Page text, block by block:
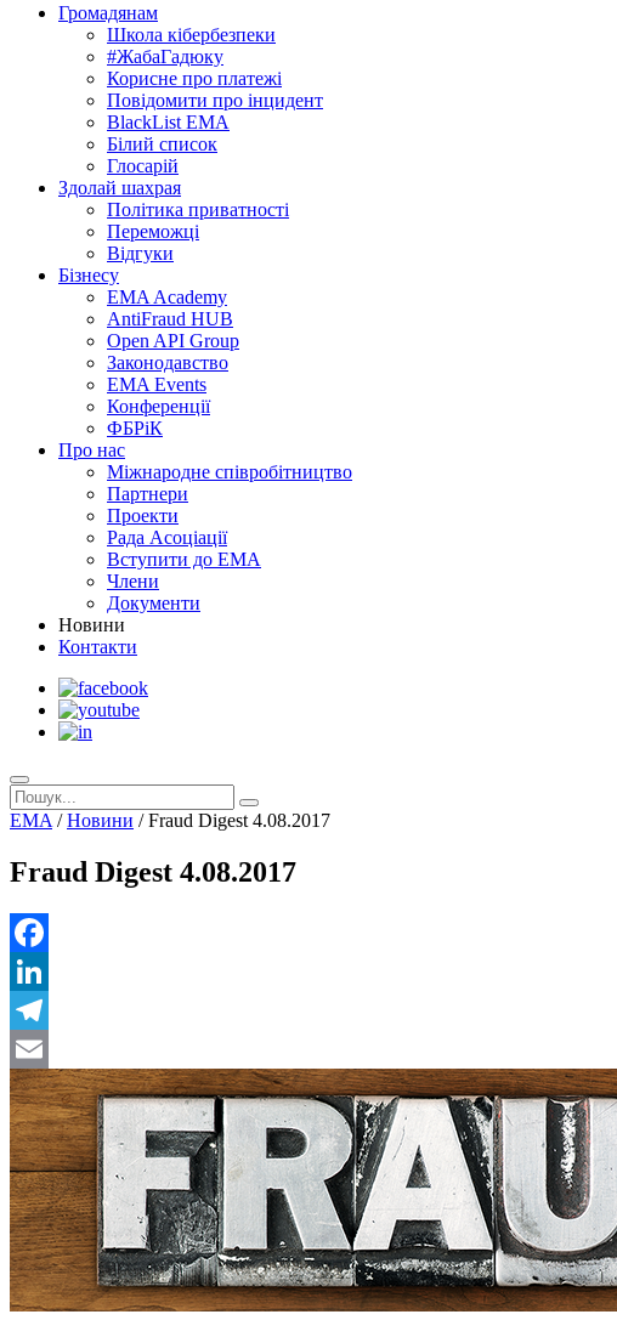
Громадянам
Школа кібербезпеки
#ЖабаГадюку
Корисне про платежі
Повідомити про інцидент
BlackList EMA
Білий список
Глосарій
Здолай шахрая
Політика приватності
Переможцi
Відгуки
Бізнесу
EMA Academy
AntiFraud HUB
Open API Group
Законодавство
EMA Events
Конференції
ФБРіК
Про нас
Міжнародне співробітництво
Партнери
Проекти
Рада Асоціації
Вступити до ЕМА
Члени
Документи
Новини
Контакти
EMA /Новини /Fraud Digest 4.08.2017
Fraud Digest 4.08.2017
Facebook
LinkedIn
Telegram
Email